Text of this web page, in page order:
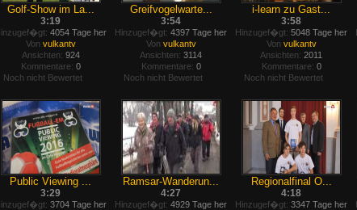
Golf-Show im La...
3:19
4054 Tage her
Von vulkantv
Ansichten: 924
Kommentare: 0
Noch nicht Bewertet
Greifvogelwarte...
3:54
Hinzugef�gt: 4397 Tage her
Von vulkantv
Ansichten: 3114
Kommentare: 0
Noch nicht Bewertet
i-learn zu Gast...
3:58
Hinzugef�gt: 5048 Tage her
Von vulkantv
Ansichten: 2011
Kommentare: 0
Noch nicht Bewertet
Public Viewing ...
3:29
3704 Tage her
Ramsar-Wanderun...
4:27
Hinzugef�gt: 4929 Tage her
Regionalfinal O...
4:18
Hinzugef�gt: 3347 Tage her